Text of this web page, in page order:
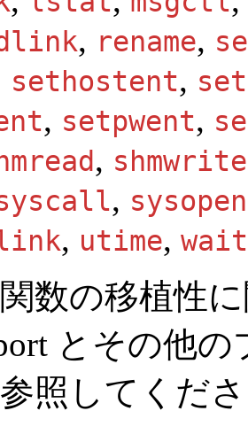
, rename,
sethostent,
, setpwent,
, shmwrite
, sysopen
, utime, wait
数の移植性
とその他の
照してくだ